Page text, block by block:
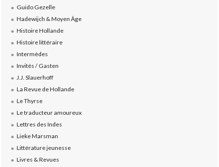
Guido Gezelle
Hadewijch & Moyen Âge
Histoire Hollande
Histoire littéraire
Intermèdes
Invités / Gasten
J.J. Slauerhoff
La Revue de Hollande
Le Thyrse
Le traducteur amoureux
Lettres des Indes
Lieke Marsman
Littérature jeunesse
Livres & Revues